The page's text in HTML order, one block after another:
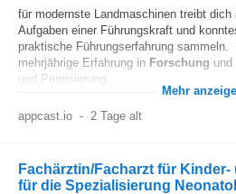
für modernste Landmaschinen treibt
Aufgaben einer Führungskraft und
praktische Führungserfahrung
mehrjährige Erfahrung in Forschung und
und Priorisierung...
Mehr
appcast.io - 2 Tage alt
Fachärztin/Facharzt für
für die Spezialisierung